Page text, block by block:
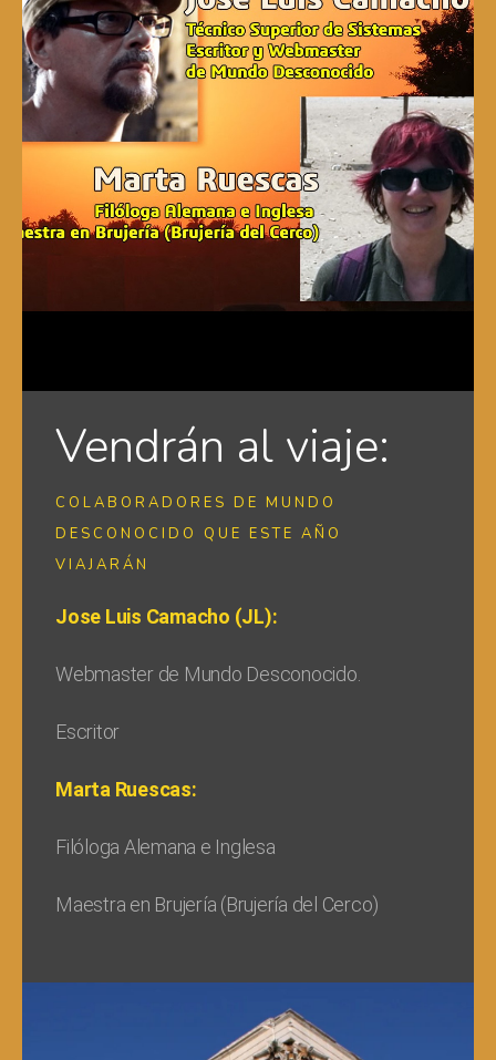
Vendrán al viaje:
COLABORADORES DE MUNDO
DESCONOCIDO QUE ESTE AÑO
VIAJARÁN
Jose Luis Camacho (JL):
Webmaster de Mundo Desconocido.
Escritor
Marta Ruescas:
Filóloga Alemana e Inglesa
Maestra en Brujería (Brujería del Cerco)